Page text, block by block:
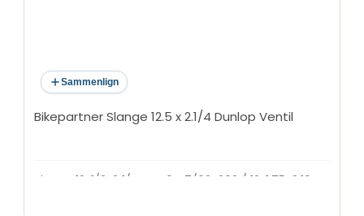
Sammenlign
Bikepartner Slange 12.5 x 2.1/4 Dunlop Ventil
Slange 12x1/2x2 1/4 DV40 47/62-203 / 12x1,75-2,10